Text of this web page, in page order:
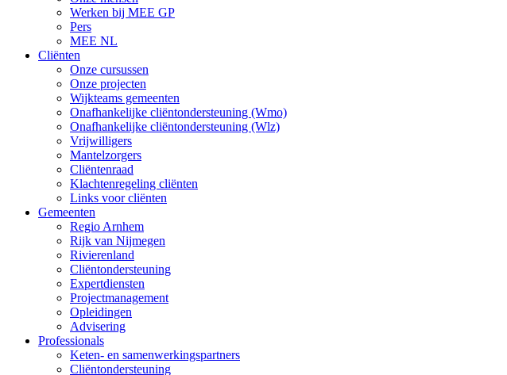
Werken bij MEE GP
Pers
MEE NL
Cliënten
Onze cursussen
Onze projecten
Wijkteams gemeenten
Onafhankelijke cliëntondersteuning (Wmo)
Onafhankelijke cliëntondersteuning (Wlz)
Vrijwilligers
Mantelzorgers
Cliëntenraad
Klachtenregeling cliënten
Links voor cliënten
Gemeenten
Regio Arnhem
Rijk van Nijmegen
Rivierenland
Cliëntondersteuning
Expertdiensten
Projectmanagement
Opleidingen
Advisering
Professionals
Keten- en samenwerkingspartners
Cliëntondersteuning